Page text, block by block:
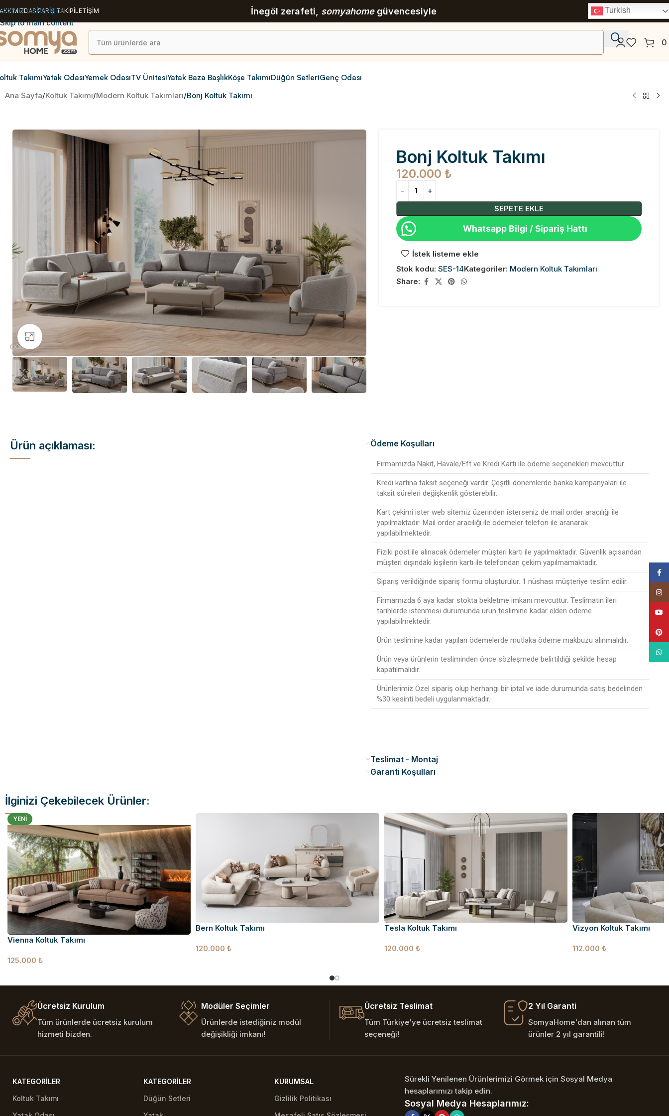
Skip to navigation
Skip to main content
SİPARİŞ TAKİPİLETİŞİM İnegöl zerafeti, somyahomegüvencesiyle Turkish
0
TakımıYatak OdasıYemek OdasıTV ÜnitesiYatak Baza BaşlıkKöşe TakımıDüğün SetleriGenç Odası
Ana Sayfa Koltuk Takımı Modern Koltuk Takımları Bonj Koltuk Takımı
Büyütmek için tıklayın
Bonj Koltuk Takımı
120.000 ₺
SEPETE EKLE
Whatsapp Bilgi / Sipariş Hattı
İstek listeme ekle
Stok kodu:SES-14Kategoriler: Modern Koltuk Takımları
Share:
Ürün açıklaması: Ödeme Koşulları
Firmamızda Nakit, Havale/Eft ve Kredi Kartı ile ödeme seçenekleri mevcuttur.
Kredi kartına taksit seçeneği vardır. Çeşitli dönemlerde banka kampanyaları ile
taksit süreleri değişkenlik gösterebilir.
Kart çekimi ister web sitemiz üzerinden isterseniz de mail order aracılığı ile
yapılmaktadır. Mail order aracılığı ile ödemeler telefon ile aranarak
yapılabilmektedir.
Fiziki post ile alınacak ödemeler müşteri kartı ile yapılmaktadır. Güvenlik açısandan
müşteri dışındaki kişilerin kartı ile telefondan çekim yapılmamaktadır.
Sipariş verildiğinde sipariş formu oluşturulur. 1 nüshası müşteriye teslim edilir.
Firmamızda 6 aya kadar stokta bekletme imkanı mevcuttur. Teslimatın ileri
tarihlerde istenmesi durumunda ürün teslimine kadar elden ödeme
yapılabilmektedir.
Ürün teslimine kadar yapılan ödemelerde mutlaka ödeme makbuzu alınmalıdır.
Ürün veya ürünlerin tesliminden önce sözleşmede belirtildiği şekilde hesap
kapatılmalıdır.
Ürünlerimiz Özel sipariş olup herhangi bir iptal ve iade durumunda satış bedelinden
%30 kesinti bedeli uygulanmaktadır.
Teslimat - Montaj
Garanti Koşulları
İlginizi Çekebilecek Ürünler:
YENI
Vienna Koltuk Takımı
125.000 ₺
Bern Koltuk Takımı
120.000₺
Tesla Koltuk Takımı
120.000 ₺
Vizyon Koltuk Takımı
112.000 ₺
Ücretsiz Kurulum
Tüm ürünlerde ücretsiz kurulum
hizmeti bizden.
Modüler Seçimler
Ürünlerde istediğiniz modül
değişikliği imkanı!
Ücretsiz Teslimat
Tüm Türkiye'ye ücretsiz teslimat
seçeneği!
2 Yıl Garanti
SomyaHome'dan alınan tüm
ürünler 2 yıl garantili!
KATEGORILER
Koltuk Takımı
KATEGORILER
Düğün Setleri
KURUMSAL
Gizlilik Politikası
Sürekli Yenilenen Ürünlerimizi Görmek için Sosyal Medya
hesaplarımızı takip edin.
Sosyal Medya Hesaplarımız: